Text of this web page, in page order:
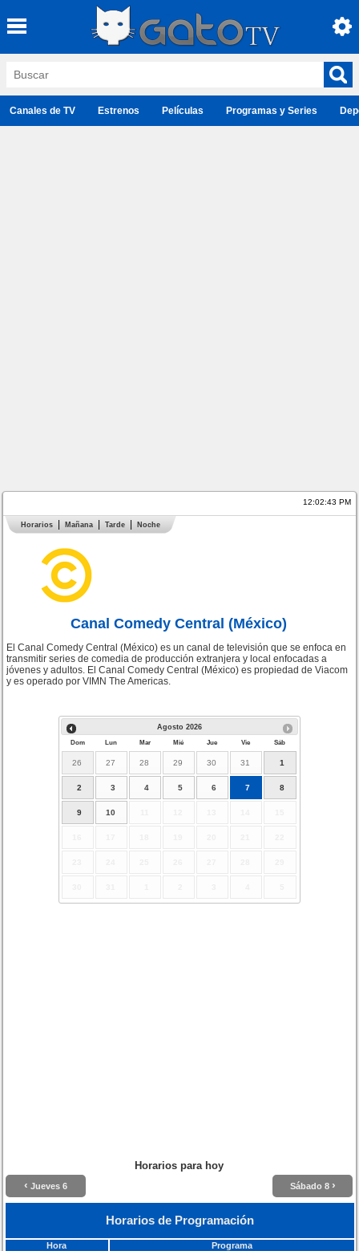
Canales de TV Estrenos Películas Programas y Series
12:02:44 PM
Horarios Mañana Tarde Noche
Canal Comedy Central (México)
El Canal Comedy Central (México) es un canal de televisión que se enfoca en
transmitir series de comedia de producción extranjera y local enfocadas a
jóvenes y adultos. El Canal Comedy Central (México) es propiedad de Viacom
y es operado por VIMN The Americas.
Agosto 2026
Dom Lun Mar Mié Jue Vie Sáb
26 27 28 29 30 31 1
2 3 4 5 6 7 8
9 10
Horarios para hoy
‹ Jueves 6 Sábado 8 ›
Horarios de Programación
Hora
Programa